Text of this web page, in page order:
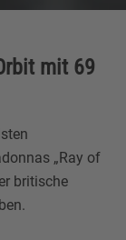
mit 69
„Ray of
britische